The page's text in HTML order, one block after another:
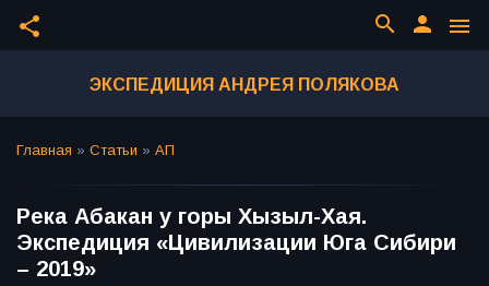
share menu
person
search
ЭКСПЕДИЦИЯ АНДРЕЯ ПОЛЯКОВА
Главная » Статьи » АП
Река Абакан у горы Хызыл-Хая.
Экспедиция «Цивилизации Юга Сибири
– 2019»